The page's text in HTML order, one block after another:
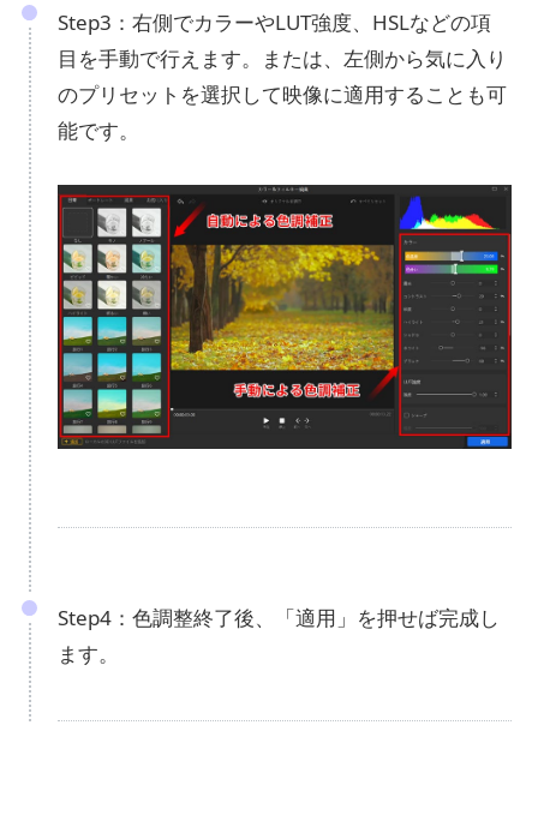
Step3：右側でカラーやLUT強度、HSLなどの項
目を手動で行えます。または、左側から気に入り
のプリセットを選択して映像に適用することも可
能です。
Step4：色調整終了後、「適用」を押せば完成し
ます。